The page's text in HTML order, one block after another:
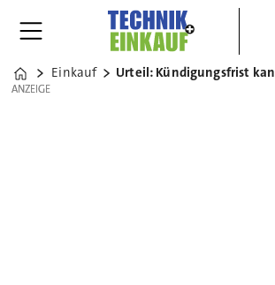
Home
Einkauf
ANZEIGE
ANZEIGE